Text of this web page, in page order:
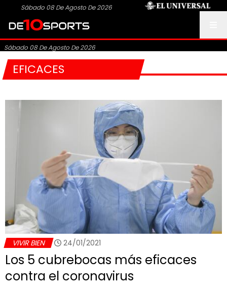
Sábado 08 De Agosto De 2026
Sábado 08 De Agosto De 2026
EFICACES
VIVIR BIEN 24/01/2021
Los 5 cubrebocas más eficaces
contra el coronavirus